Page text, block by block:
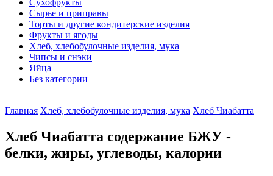
Сырье и приправы
Торты и другие кондитерские изделия
Фрукты и ягоды
Хлеб, хлебобулочные изделия, мука
Чипсы и снэки
Яйца
Без категории
Главная Хлеб, хлебобулочные изделия, мука Хлеб Чиабатта
Хлеб Чиабатта содержание БЖУ -
белки, жиры, углеводы, калории